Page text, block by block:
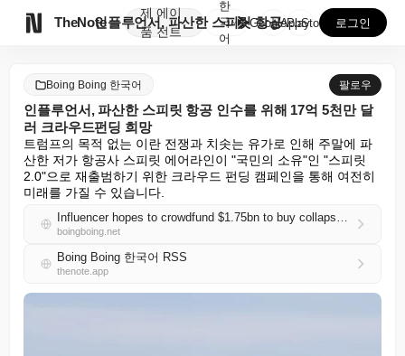
TheNote
제
품
에이
전트
인플루언서, 파산한 스피릿 항공 인수를 위해 17억 5...
한
국
어
GooglePlay
AppStore 로그인
Boing Boing 한국어 팔로우
인플루언서, 파산한 스피릿 항공 인수를 위해 17억 5천만 달
러 크라우드펀딩 희망
트럼프의 목적 없는 이란 전쟁과 치솟는 유가로 인해 주말에 파
산한 저가 항공사 스피릿 에어라인이 "국민의 소유"인 "스피릿
2.0"으로 재출범하기 위한 크라우드 펀딩 캠페인을 통해 여전히
미래를 가질 수 있습니다.
Influencer hopes to crowdfund $1.75bn to buy collapsed Spirit Airlines
boingboing.net
Boing Boing 한국어 RSS
thenote.app